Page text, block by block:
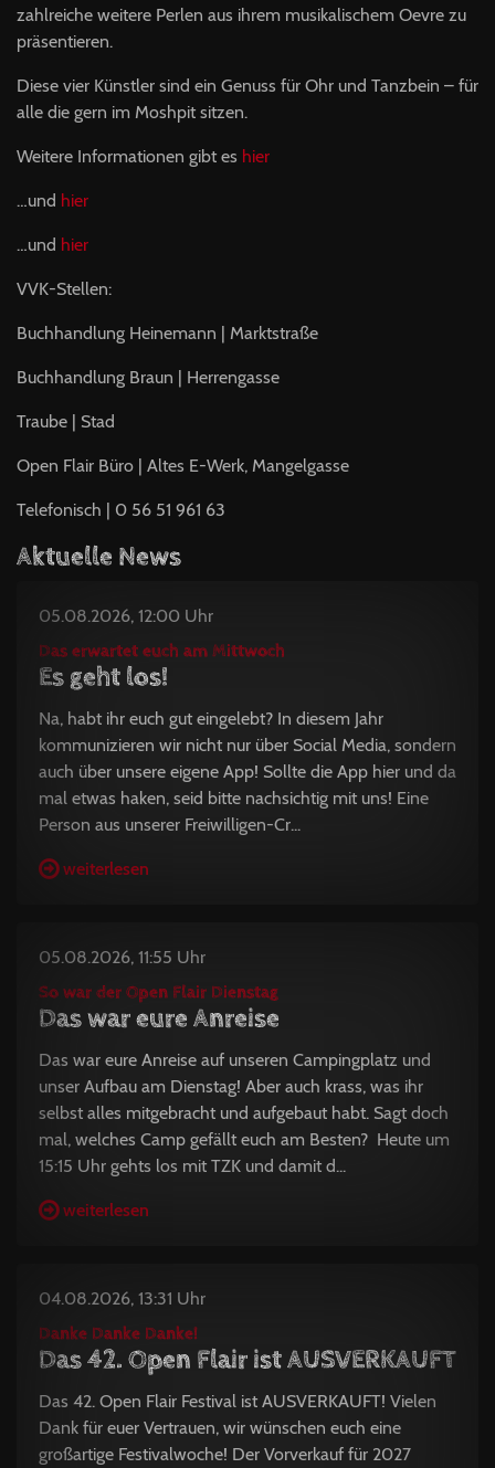
zahlreiche weitere Perlen aus ihrem musikalischem Oevre zu
präsentieren.
Diese vier Künstler sind ein Genuss für Ohr und Tanzbein – für
alle die gern im Moshpit sitzen.
Weitere Informationen gibt es hier
…und hier
…und hier
VVK-Stellen:
Buchhandlung Heinemann | Marktstraße
Buchhandlung Braun | Herrengasse
Traube | Stad
Open Flair Büro | Altes E-Werk, Mangelgasse
Telefonisch | 0 56 51 961 63
Aktuelle News
05.08.2026, 12:00 Uhr
Das erwartet euch am Mittwoch
Es geht los!
Na, habt ihr euch gut eingelebt? In diesem Jahr
kommunizieren wir nicht nur über Social Media, sondern
auch über unsere eigene App! Sollte die App hier und da
mal etwas haken, seid bitte nachsichtig mit uns! Eine
Person aus unserer Freiwilligen-Cr...
weiterlesen
05.08.2026, 11:55 Uhr
So war der Open Flair Dienstag
Das war eure Anreise
Das war eure Anreise auf unseren Campingplatz und
unser Aufbau am Dienstag! Aber auch krass, was ihr
selbst alles mitgebracht und aufgebaut habt. Sagt doch
mal, welches Camp gefällt euch am Besten? Heute um
15:15 Uhr gehts los mit TZK und damit d...
weiterlesen
04.08.2026, 13:31 Uhr
Danke Danke Danke!
Das 42. Open Flair ist AUSVERKAUFT
Das 42. Open Flair Festival ist AUSVERKAUFT! Vielen
Dank für euer Vertrauen, wir wünschen euch eine
großartige Festivalwoche! Der Vorverkauf für 2027